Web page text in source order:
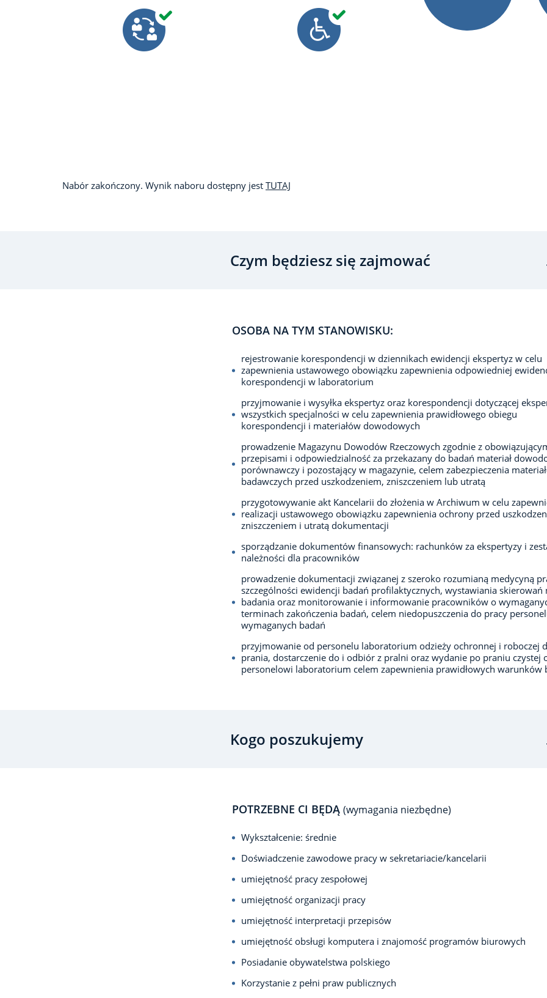
Nabór zakończony. Wynik naboru dostępny jest TUTAJ
Czym będziesz się zajmować
OSOBA NA TYM STANOWISKU:
rejestrowanie korespondencji w dziennikach ewidencji ekspertyz w celu
zapewnienia ustawowego obowiązku zapewnienia odpowiedniej
korespondencji w laboratorium
przyjmowanie i wysyłka ekspertyz oraz korespondencji dotyczącej
wszystkich specjalności w celu zapewnienia prawidłowego obiegu
korespondencji i materiałów dowodowych
prowadzenie Magazynu Dowodów Rzeczowych zgodnie z
przepisami i odpowiedzialność za przekazany do badań materiał
porównawczy i pozostający w magazynie, celem zabezpieczenia
badawczych przed uszkodzeniem, zniszczeniem lub utratą
przygotowywanie akt Kancelarii do złożenia w Archiwum w celu
realizacji ustawowego obowiązku zapewnienia ochrony przed
zniszczeniem i utratą dokumentacji
sporządzanie dokumentów finansowych: rachunków za ekspertyzy i
należności dla pracowników
prowadzenie dokumentacji związanej z szeroko rozumianą medycyną
szczególności ewidencji badań profilaktycznych, wystawiania skierowań
badania oraz monitorowanie i informowanie pracowników o
terminach zakończenia badań, celem niedopuszczenia do pracy
wymaganych badań
przyjmowanie od personelu laboratorium odzieży ochronnej i roboczej
prania, dostarczenie do i odbiór z pralni oraz wydanie po praniu czystej
personelowi laboratorium celem zapewnienia prawidłowych warunków
Kogo poszukujemy
POTRZEBNE CI BĘDĄ (wymagania niezbędne)
Wykształcenie: średnie
Doświadczenie zawodowe pracy w sekretariacie/kancelarii
umiejętność pracy zespołowej
umiejętność organizacji pracy
umiejętność interpretacji przepisów
umiejętność obsługi komputera i znajomość programów biurowych
Posiadanie obywatelstwa polskiego
Korzystanie z pełni praw publicznych